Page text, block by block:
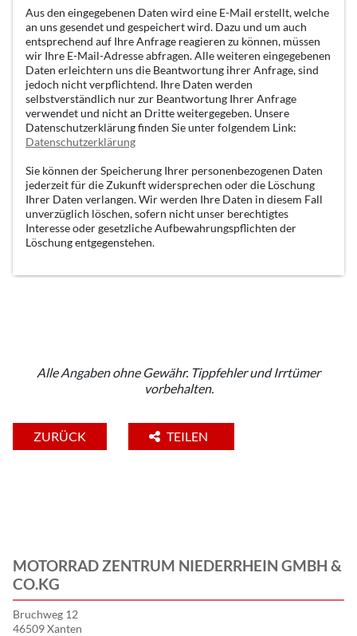
Aus den eingegebenen Daten wird eine E-Mail erstellt, welche
an uns gesendet und gespeichert wird. Dazu und um auch
entsprechend auf Ihre Anfrage reagieren zu können, müssen
wir Ihre E-Mail-Adresse abfragen. Alle weiteren eingegebenen
Daten erleichtern uns die Beantwortung ihrer Anfrage, sind
jedoch nicht verpflichtend. Ihre Daten werden
selbstverständlich nur zur Beantwortung Ihrer Anfrage
verwendet und nicht an Dritte weitergegeben. Unsere
Datenschutzerklärung finden Sie unter folgendem Link:
Datenschutzerklärung
Sie können der Speicherung Ihrer personenbezogenen Daten
jederzeit für die Zukunft widersprechen oder die Löschung
Ihrer Daten verlangen. Wir werden Ihre Daten in diesem Fall
unverzüglich löschen, sofern nicht unser berechtigtes
Interesse oder gesetzliche Aufbewahrungspflichten der
Löschung entgegenstehen.
Alle Angaben ohne Gewähr. Tippfehler und Irrtümer
vorbehalten.
ZURÜCK TEILEN
MOTORRAD ZENTRUM NIEDERRHEIN GMBH &
CO.KG
Bruchweg 12
46509 Xanten